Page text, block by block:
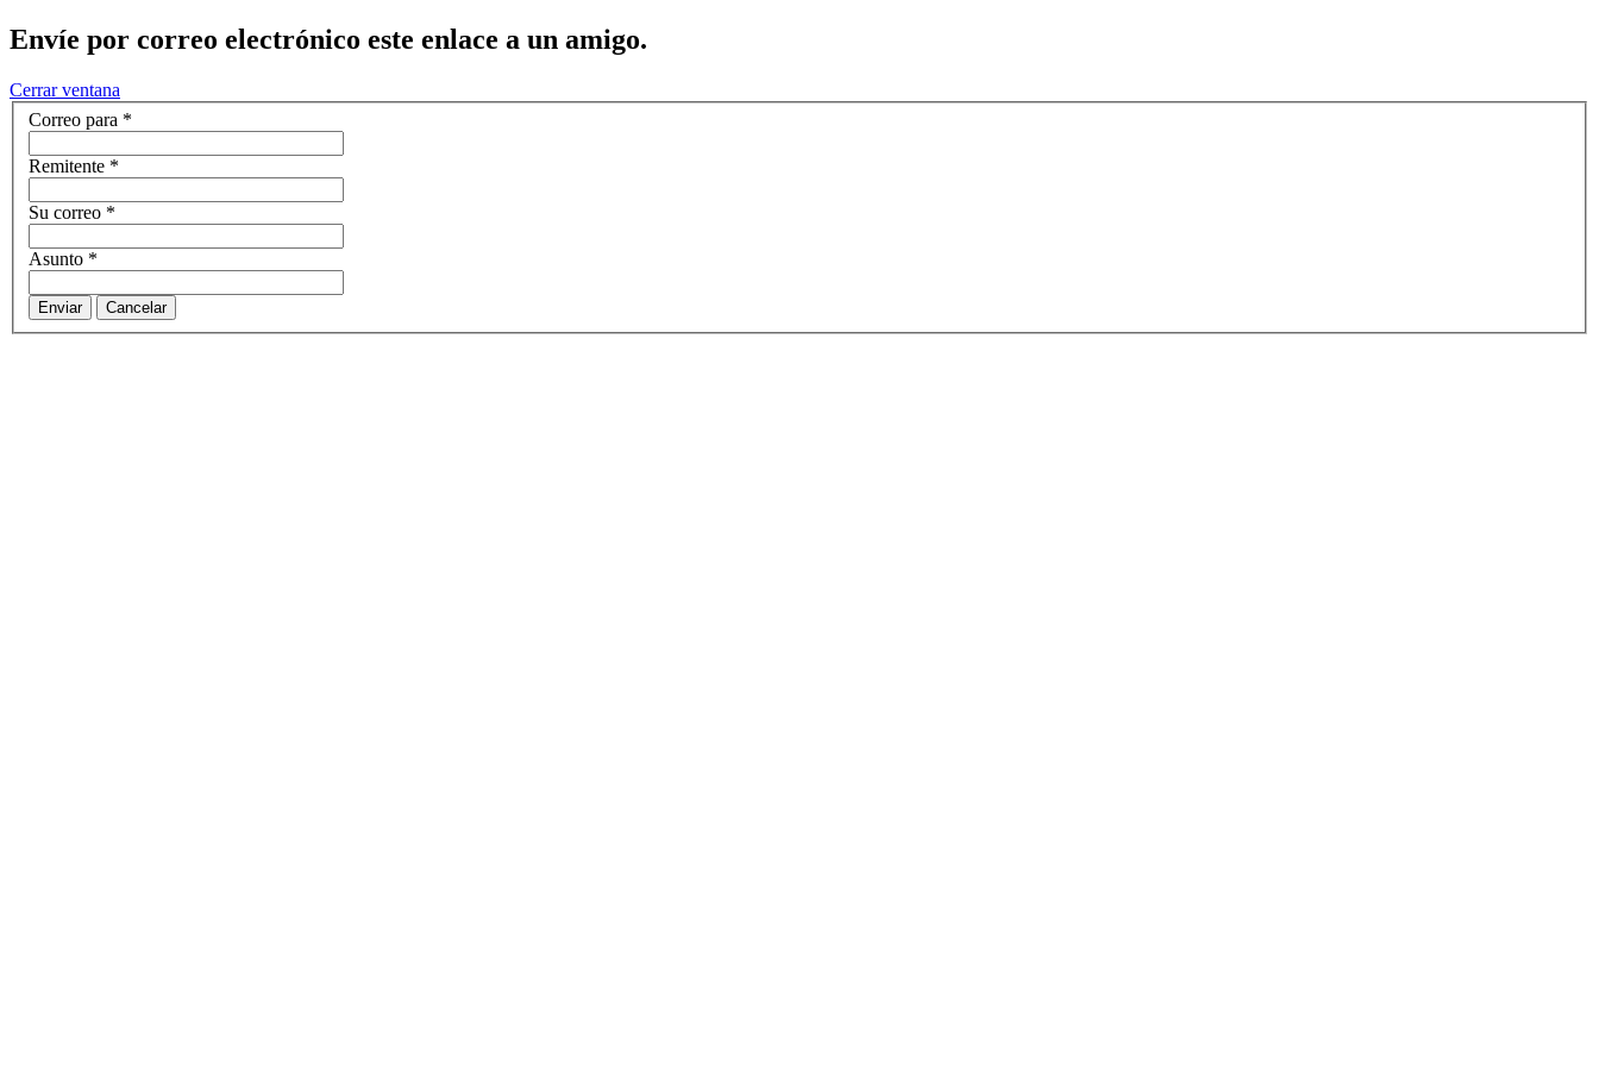
Envíe por correo electrónico este enlace a un amigo.
Cerrar ventana
Correo para *
Remitente *
Su correo *
Asunto *
Enviar Cancelar